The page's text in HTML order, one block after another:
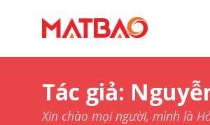
Tác giả:
Xin chào mọi người, mình là